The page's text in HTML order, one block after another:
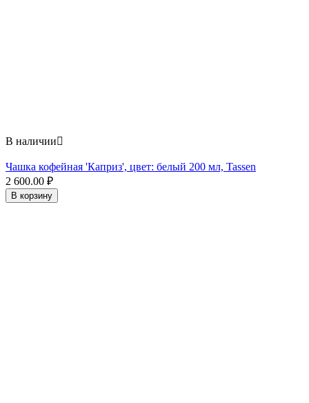
В наличии
Чашка кофейная 'Каприз', цвет: белый 200 мл, Tassen
2 600.00 ₽
В корзину